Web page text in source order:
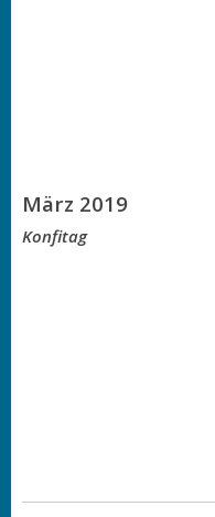
März 2019
Konfitag